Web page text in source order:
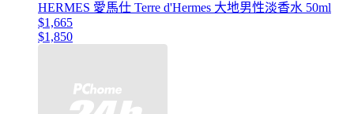
HERMES 愛馬仕 Terre d'Hermes 大地男性淡香水 50ml
$1,665
$1,850